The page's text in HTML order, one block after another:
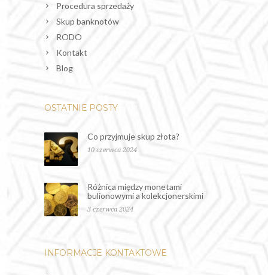
Procedura sprzedaży
Skup banknotów
RODO
Kontakt
Blog
OSTATNIE POSTY
Co przyjmuje skup złota?
10 czerwca 2024
Różnica między monetami
bulionowymi a kolekcjonerskimi
3 czerwca 2024
INFORMACJE KONTAKTOWE